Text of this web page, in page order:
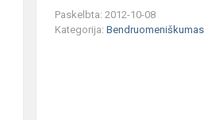
Paskelbta: 2012-10-08
Kategorija:Bendruomeniškumas